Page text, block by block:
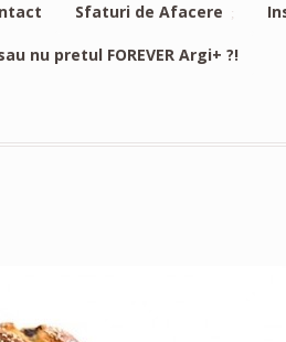
Sfaturi de Afacere
nu pretul FOREVER Argi+ ?!